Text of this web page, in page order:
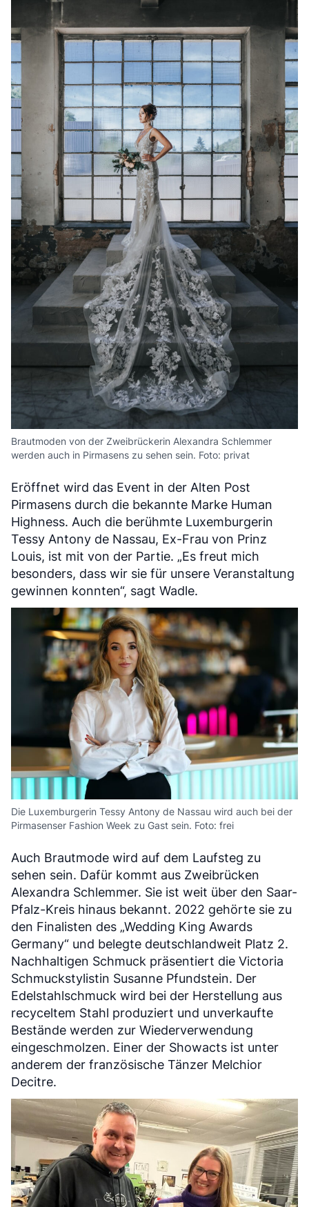
Brautmoden von der Zweibrückerin Alexandra Schlemmer
werden auch in Pirmasens zu sehen sein. Foto: privat
Eröffnet wird das Event in der Alten Post
Pirmasens durch die bekannte Marke Human
Highness. Auch die berühmte Luxemburgerin
Tessy Antony de Nassau, Ex-Frau von Prinz
Louis, ist mit von der Partie. „Es freut mich
besonders, dass wir sie für unsere Veranstaltung
gewinnen konnten“, sagt Wadle.
Die Luxemburgerin Tessy Antony de Nassau wird auch bei der
Pirmasenser Fashion Week zu Gast sein. Foto: frei
Auch Brautmode wird auf dem Laufsteg zu
sehen sein. Dafür kommt aus Zweibrücken
Alexandra Schlemmer. Sie ist weit über den Saar-
Pfalz-Kreis hinaus bekannt. 2022 gehörte sie zu
den Finalisten des „Wedding King Awards
Germany“ und belegte deutschlandweit Platz 2.
Nachhaltigen Schmuck präsentiert die Victoria
Schmuckstylistin Susanne Pfundstein. Der
Edelstahlschmuck wird bei der Herstellung aus
recyceltem Stahl produziert und unverkaufte
Bestände werden zur Wiederverwendung
eingeschmolzen. Einer der Showacts ist unter
anderem der französische Tänzer Melchior
Decitre.